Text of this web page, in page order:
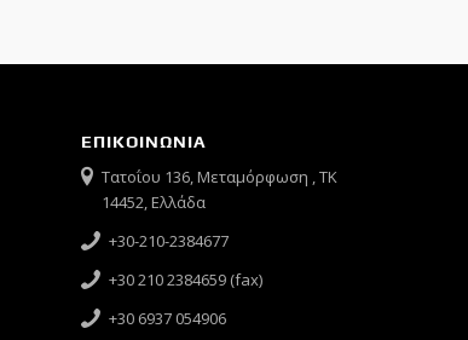
ΕΠΙΚΟΙΝΩΝΙΑ
Τατοΐου 136, Μεταμόρφωση , ΤΚ
14452, Ελλάδα
+30-210-2384677
+30 210 2384659 (fax)
+30 6937 054906